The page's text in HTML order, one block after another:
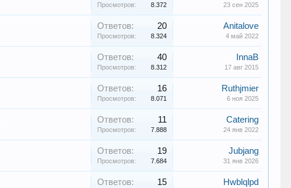
Просмотров: 8.372 23 сен 2025
Ответов: 20
Просмотров: 8.324
Anitalove
4 май 2022
Ответов: 40
Просмотров: 8.312
InnaB
17 авг 2015
Ответов: 16
Просмотров: 8.071
Ruthjmier
6 ноя 2025
Ответов: 11
Просмотров: 7.888
Catering
24 янв 2022
Ответов: 19
Просмотров: 7.684
Jubjang
31 янв 2026
Ответов: 15 Hwblqlpd